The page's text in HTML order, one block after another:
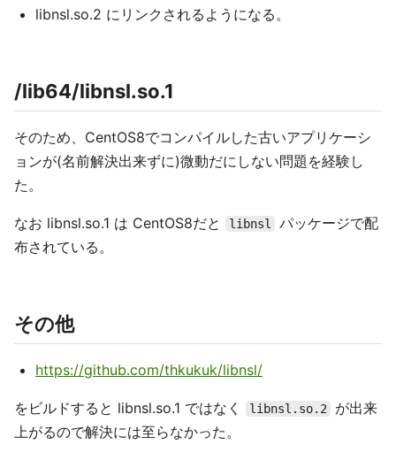
libnsl.so.2 にリンクされるようになる。
/lib64/libnsl.so.1
そのため、CentOS8でコンパイルした古いアプリケーシ
ョンが(名前解決出来ずに)微動だにしない問題を経験し
た。
なお libnsl.so.1 は CentOS8だと libnsl
パッケージで配
布されている。
その他
https://github.com/thkukuk/libnsl/
をビルドすると libnsl.so.1 ではなく libnsl.so.2
が出来
上がるので解決には至らなかった。